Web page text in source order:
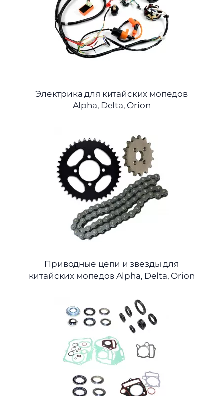
Электрика для китайских мопедов
Alpha, Delta, Orion
Приводные цепи и звезды для
китайских мопедов Alpha, Delta, Orion